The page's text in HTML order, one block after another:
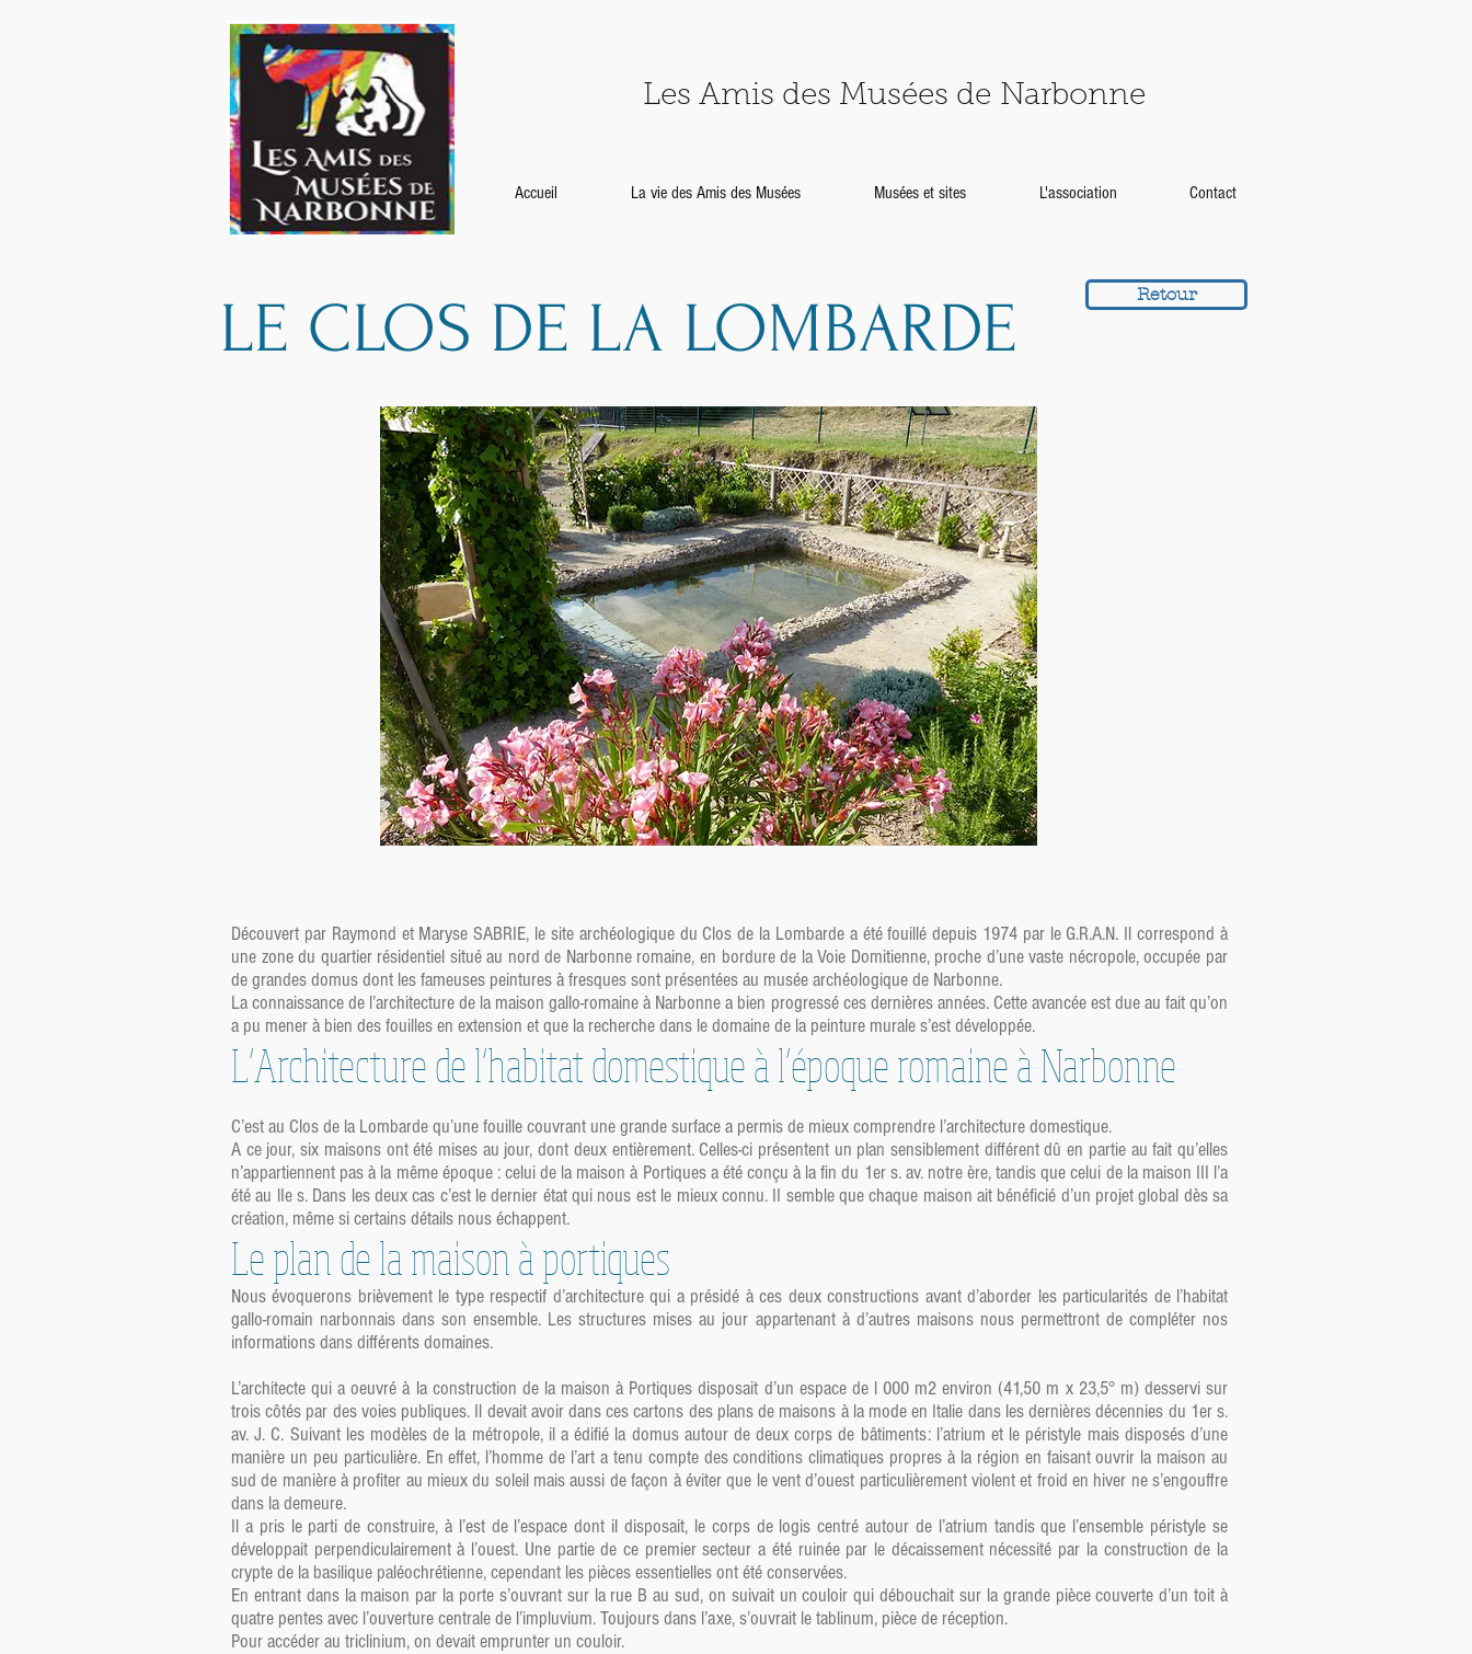
Les Amis des Musées de Narbonne
Accueil La vie des Amis des Musées Musées et sites L'association Contact
LE CLOS DE LA LOMBARDE Retour
Découvert par Raymond et Maryse SABRIE, le site archéologique du Clos de la Lombarde a été fouillé depuis 1974 par le G.R.A.N. Il correspond à
une zone du quartier résidentiel situé au nord de Narbonne romaine, en bordure de la Voie Domitienne, proche d’une vaste nécropole, occupée par
de grandes domus dont les fameuses peintures à fresques sont présentées au musée archéologique de Narbonne.
La connaissance de l’architecture de la maison gallo-romaine à Narbonne a bien progressé ces dernières années. Cette avancée est due au fait qu’on
a pu mener à bien des fouilles en extension et que la recherche dans le domaine de la peinture murale s’est développée.
L’Architecture de l’habitat domestique à l’époque romaine à Narbonne
C’est au Clos de la Lombarde qu’une fouille couvrant une grande surface a permis de mieux comprendre l’architecture domestique.
A ce jour, six maisons ont été mises au jour, dont deux entièrement. Celles-ci présentent un plan sensiblement différent dû en partie au fait qu’elles
n’appartiennent pas à la même époque : celui de la maison à Portiques a été conçu à la fin du 1er s. av. notre ère, tandis que celui de la maison III l’a
été au lIe s. Dans les deux cas c’est le dernier état qui nous est le mieux connu. II semble que chaque maison ait bénéficié d’un projet global dès sa
création, même si certains détails nous échappent.
Le plan de la maison à portiques
Nous évoquerons brièvement le type respectif d’architecture qui a présidé à ces deux constructions avant d’aborder les particularités de l’habitat
gallo-romain narbonnais dans son ensemble. Les structures mises au jour appartenant à d’autres maisons nous permettront de compléter nos
informations dans différents domaines.
L’architecte qui a oeuvré à la construction de la maison à Portiques disposait d’un espace de l 000 m2 environ (41,50 m x 23,5° m) desservi sur
trois côtés par des voies publiques. Il devait avoir dans ces cartons des plans de maisons à la mode en Italie dans les dernières décennies du 1er s.
av. J. C. Suivant les modèles de la métropole, il a édifié la domus autour de deux corps de bâtiments: l’atrium et le péristyle mais disposés d’une
manière un peu particulière. En effet, l’homme de l’art a tenu compte des conditions climatiques propres à la région en faisant ouvrir la maison au
sud de manière à profiter au mieux du soleil mais aussi de façon à éviter que le vent d’ouest particulièrement violent et froid en hiver ne s’engouffre
dans la demeure.
Il a pris le parti de construire, à l’est de l’espace dont il disposait, le corps de logis centré autour de l’atrium tandis que l’ensemble péristyle se
développait perpendiculairement à l’ouest. Une partie de ce premier secteur a été ruinée par le décaissement nécessité par la construction de la
crypte de la basilique paléochrétienne, cependant les pièces essentielles ont été conservées.
En entrant dans la maison par la porte s’ouvrant sur la rue B au sud, on suivait un couloir qui débouchait sur la grande pièce couverte d’un toit à
quatre pentes avec l’ouverture centrale de l’impluvium. Toujours dans l’axe, s’ouvrait le tablinum, pièce de réception.
Pour accéder au triclinium, on devait emprunter un couloir.